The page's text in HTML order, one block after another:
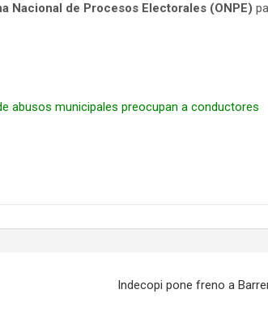
Nacional de Procesos Electorales (ONPE)
abusos municipales preocupan a conductores
Indecopi pone freno a